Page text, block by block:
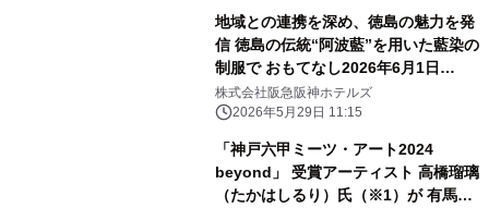
地域との連携を深め、徳島の魅力を発
信 徳島の伝統“阿波藍”を用いた藍染の
制服で おもてなし2026年6月1日
（月）から 夏季限定で着用開始
株式会社阪急阪神ホテルズ
2026年5月29日 11:15
「神戸六甲ミーツ・アート2024
beyond」 受賞アーティスト 高橋瑠璃
（たかはしるり）氏（※1）が 有馬温